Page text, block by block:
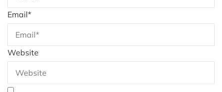
Email*
Website